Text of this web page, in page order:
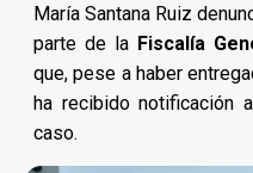
María Santana Ruiz
parte de la Fiscalía
que, pese a haber
ha recibido notificación
caso.